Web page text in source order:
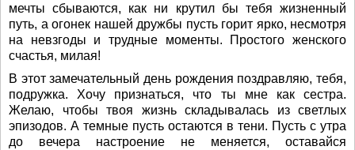
мечты сбываются, как ни крутил бы тебя жизненный
путь, а огонек нашей дружбы пусть горит ярко, несмотря
на невзгоды и трудные моменты. Простого женского
счастья, милая!
В этот замечательный день рождения поздравляю, тебя,
подружка. Хочу признаться, что ты мне как сестра.
Желаю, чтобы твоя жизнь складывалась из светлых
эпизодов. А темные пусть остаются в тени. Пусть с утра
до вечера настроение не меняется, оставайся